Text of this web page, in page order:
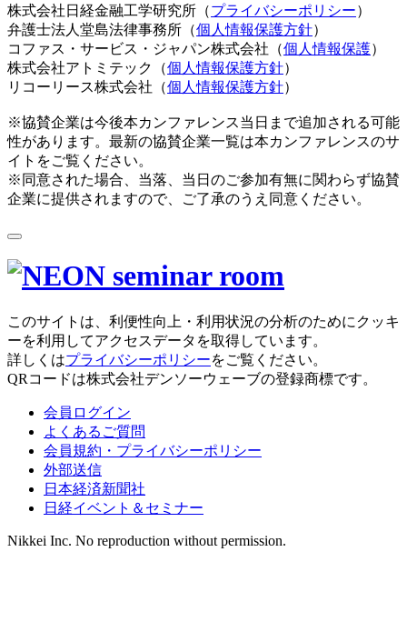
株式会社日経金融工学研究所（プライバシーポリシー）
弁護士法人堂島法律事務所（個人情報保護方針）
コファス・サービス・ジャパン株式会社（個人情報保護）
株式会社アトミテック（個人情報保護方針）
リコーリース株式会社（個人情報保護方針）
※協賛企業は今後本カンファレンス当日まで追加される可能
性があります。最新の協賛企業一覧は本カンファレンスのサ
イトをご覧ください。
※同意された場合、当落、当日のご参加有無に関わらず協賛
企業に提供されますので、ご了承のうえ同意ください。
このサイトは、利便性向上・利用状況の分析のためにクッキ
ーを利用してアクセスデータを取得しています。
詳しくはプライバシーポリシーをご覧ください。
QRコードは株式会社デンソーウェーブの登録商標です。
会員ログイン
よくあるご質問
会員規約・プライバシーポリシー
外部送信
日本経済新聞社
日経イベント＆セミナー
Nikkei Inc. No reproduction without permission.